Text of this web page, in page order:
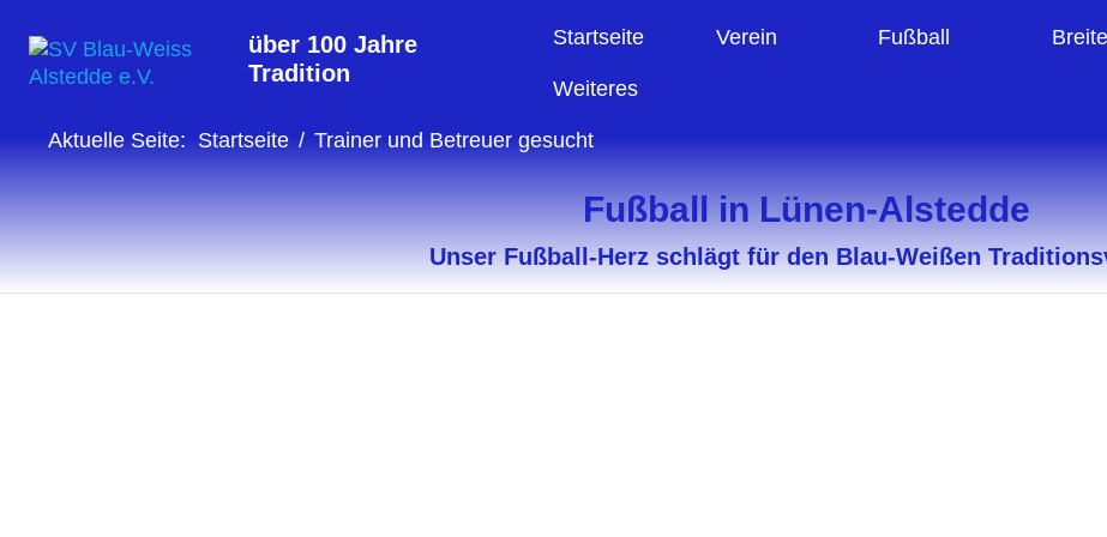
über 100 Jahre
Tradition
Startseite Verein Fußball
Weiteres
Aktuelle Seite: Startseite Trainer und Betreuer gesucht
Fußball in Lünen-Alstedde
Unser Fußball-Herz schlägt für den Blau-Weißen